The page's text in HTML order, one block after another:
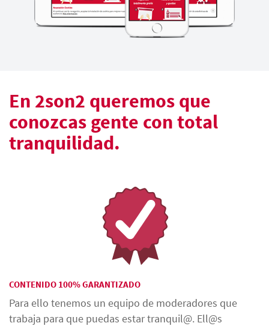
En 2son2 queremos que
conozcas gente con total
tranquilidad.
CONTENIDO 100% GARANTIZADO
Para ello tenemos un equipo de moderadores que
trabaja para que puedas estar tranquil@. Ell@s